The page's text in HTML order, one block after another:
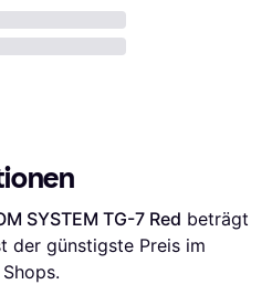
SYSTEM TG-7 Red beträgt
der günstigste Preis im